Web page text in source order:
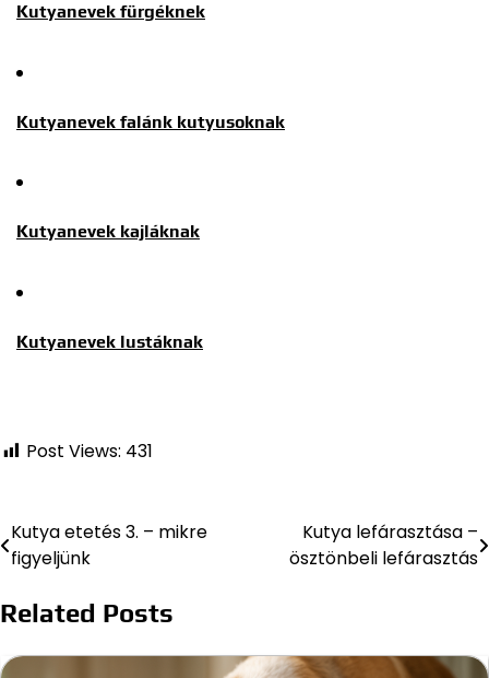
Kutyanevek fürgéknek
Kutyanevek falánk kutyusoknak
Kutyanevek kajláknak
Kutyanevek lustáknak
Post Views: 431
Bejegyzés
navigáció
Kutya etetés 3. – mikre
figyeljünk
Kutya lefárasztása –
ösztönbeli lefárasztás
Related Posts